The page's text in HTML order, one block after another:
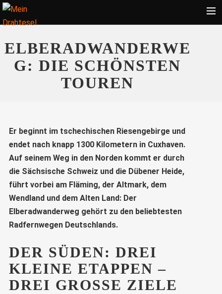
Ratgeber
Suche
ELBERADWANDERWE
G: DIE SCHÖNSTEN
TOUREN
Er beginnt im tschechischen Riesengebirge und
endet nach knapp 1300 Kilometern in Cuxhaven.
Auf seinem Weg in den Norden kommt er durch
die Sächsische Schweiz und die Dübener Heide,
führt vorbei am Fläming, der Altmark, dem
Wendland und dem Alten Land: Der
Elberadwanderweg gehört zu den beliebtesten
Radfernwegen Deutschlands.
DER SÜDEN: DREI
KLEINE ETAPPEN –
DREI GROSSE ZIELE